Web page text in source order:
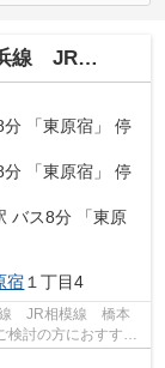
本駅 原宿
分 「東原宿」 停
分 「東原宿」 停
バス8分 「東原
宿１丁目4
線 JR相模線 橋本
討の方におすすめ